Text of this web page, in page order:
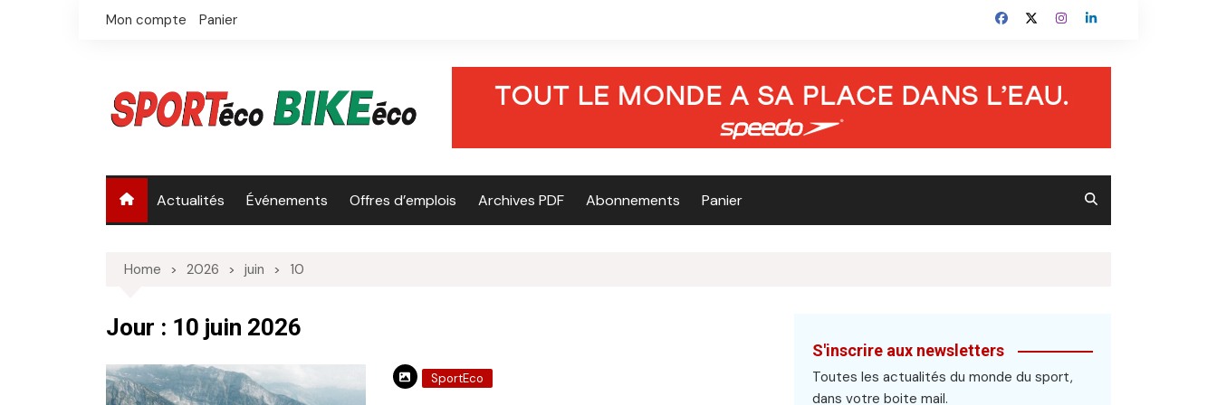
Mon compte Panier
Actualités Événements Offres d’emplois Archives PDF Abonnements Panier
Home 2026 juin 10
Jour : 10 juin 2026
SportEco
S'inscrire aux newsletters
Toutes les actualités du monde du sport,
dans votre boite mail.